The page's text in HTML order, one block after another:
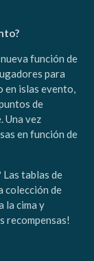
función de
para
en islas evento,
de
Una vez
en función de
Las tablas de
colección de
la cima y
recompensas!